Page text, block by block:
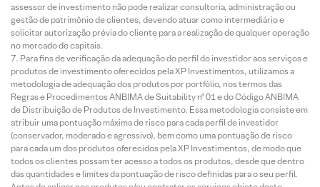
assessor de investimento não pode realizar consultoria, administração ou
gestão de patrimônio de clientes, devendo atuar como intermediário e
solicitar autorização prévia do cliente para a realização de qualquer operação
no mercado de capitais.
Para fins de verificação da adequação do perfil do investidor aos serviços e
produtos de investimento oferecidos pela XP Investimentos, utilizamos a
metodologia de adequação dos produtos por portfólio, nos termos das
Regras e Procedimentos ANBIMA de Suitability nº 01 e do Código ANBIMA
de Distribuição de Produtos de Investimento. Essa metodologia consiste em
atribuir uma pontuação máxima de risco para cada perfil de investidor
(conservador, moderado e agressivo), bem como uma pontuação de risco
para cada um dos produtos oferecidos pela XP Investimentos, de modo que
todos os clientes possam ter acesso a todos os produtos, desde que dentro
das quantidades e limites da pontuação de risco definidas para o seu perfil.